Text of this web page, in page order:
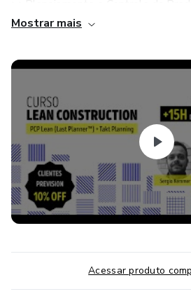
Kemmer)<<
- Sistema Lean de PCP vs Sistema
- Práticas Lean de PCP
- Planejamento de Longo, Médio e
- Planejamento de Fase
- Estruturação de Pacotes de
- Passos para a aplicação da técnica
Mostrar mais
Acessar produto